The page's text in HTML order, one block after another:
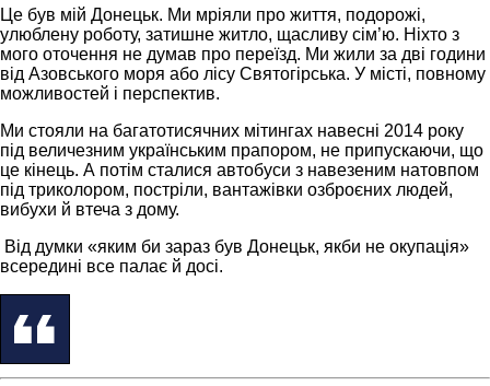
Це був мій Донецьк. Ми мріяли про життя, подорожі,
улюблену роботу, затишне житло, щасливу сім’ю. Ніхто з
мого оточення не думав про переїзд. Ми жили за дві години
від Азовського моря або лісу Святогірська. У місті, повному
можливостей і перспектив.
Ми стояли на багатотисячних мітингах навесні 2014 року
під величезним українським прапором, не припускаючи, що
це кінець. А потім сталися автобуси з навезеним натовпом
під триколором, постріли, вантажівки озброєних людей,
вибухи й втеча з дому.
Від думки «яким би зараз був Донецьк, якби не окупація»
всередині все палає й досі.